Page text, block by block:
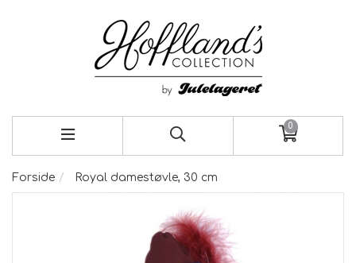
0
Forside Royal damestøvle, 30 cm